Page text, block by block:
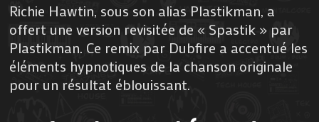
Richie Hawtin, sous son alias Plastikman, a
offert une version revisitée de « Spastik » par
Plastikman. Ce remix par Dubfire a accentué les
éléments hypnotiques de la chanson originale
pour un résultat éblouissant.